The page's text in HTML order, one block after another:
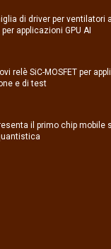
di driver per ventilatori
applicazioni GPU AI
relè SiC-MOSFET per
e di test
il primo chip mobile